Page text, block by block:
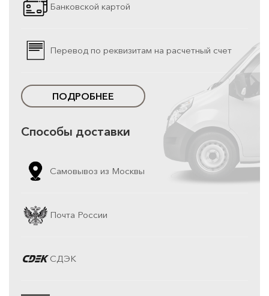
Банковской картой
Перевод по реквизитам на расчетный счет
ПОДРОБНЕЕ
Способы доставки
Самовывоз из Москвы
Почта России
СДЭК